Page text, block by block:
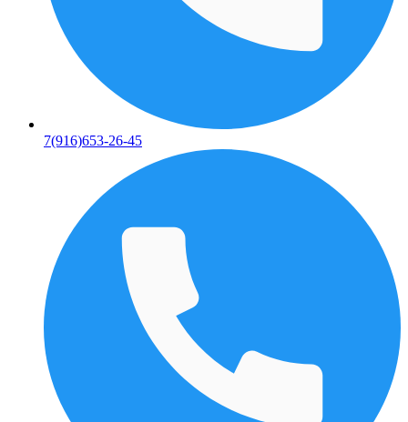
7(916)653-26-45